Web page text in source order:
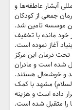
آبشار عاطفه‌ها و
جمعی از کودکان
موسسه تامین شد.
خود مانده با تخفیف
آغاز نموده است.
مبتلا به اوتیسم، در مدت ۲ سال تحت درمان این مرکز
شده است و مادران
و خوشحال هستند.
مشهد با کمک
داده است و هزینه
را متقبل شده است.